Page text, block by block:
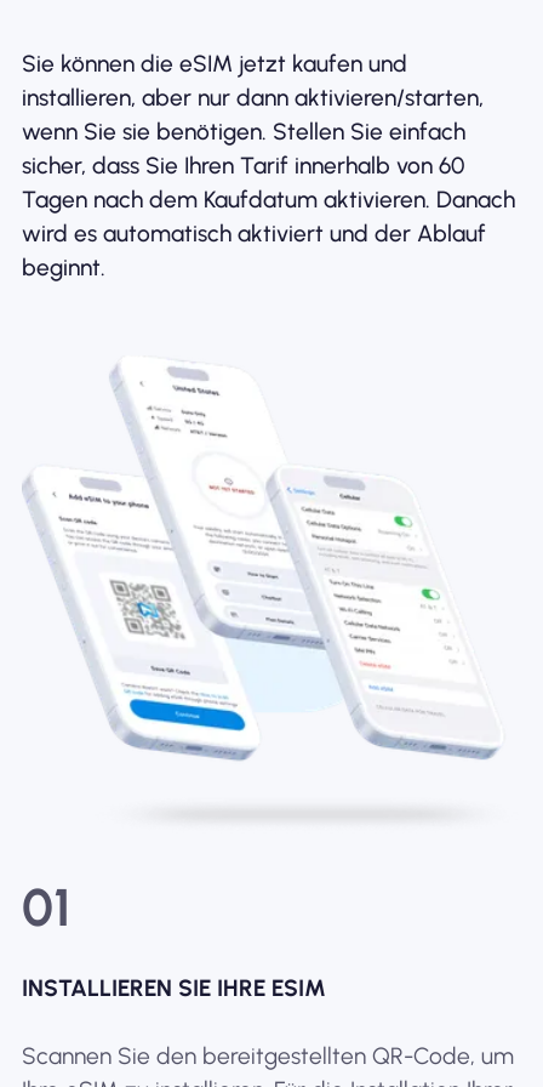
Sie können die eSIM jetzt kaufen und
installieren, aber nur dann aktivieren/starten,
wenn Sie sie benötigen. Stellen Sie einfach
sicher, dass Sie Ihren Tarif innerhalb von 60
Tagen nach dem Kaufdatum aktivieren. Danach
wird es automatisch aktiviert und der Ablauf
beginnt.
01
INSTALLIEREN SIE IHRE ESIM
Scannen Sie den bereitgestellten QR-Code, um